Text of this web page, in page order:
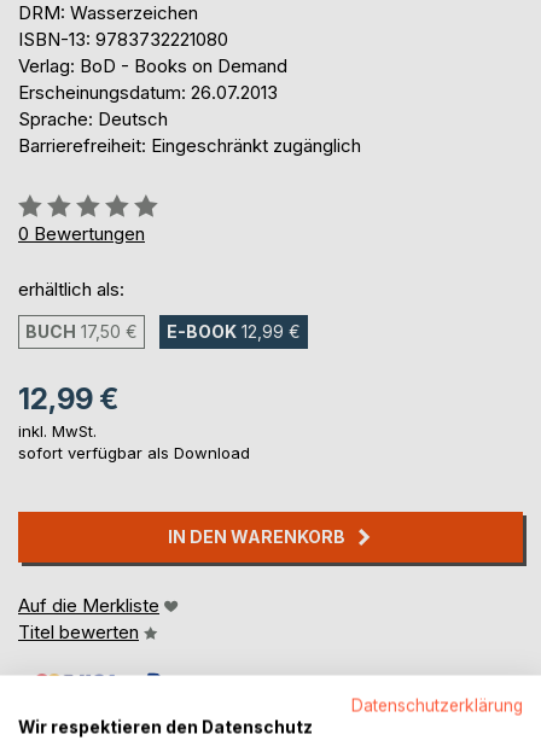
DRM: Wasserzeichen
ISBN-13: 9783732221080
Verlag: BoD - Books on Demand
Erscheinungsdatum: 26.07.2013
Sprache: Deutsch
Barrierefreiheit: Eingeschränkt zugänglich
Bewertung::
0%
0 Bewertungen
erhältlich als:
BUCH 17,50 € E-BOOK 12,99 €
12,99 €
inkl. MwSt.
sofort verfügbar als Download
IN DEN WARENKORB
Auf die Merkliste
Titel bewerten
Datenschutzerklärung
Wir respektieren den Datenschutz